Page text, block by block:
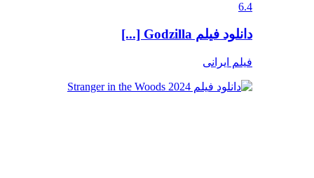
6.4
دانلود فیلم Godzilla [...]
فیلم ایرانی